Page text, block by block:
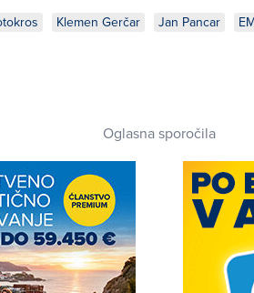
Klemen Gerčar Jan Pancar
Oglasna sporočila